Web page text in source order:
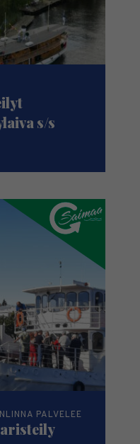
s/s
PALVELEE